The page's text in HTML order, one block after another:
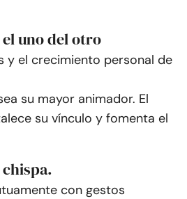
uno del otro
y el crecimiento personal de
su mayor animador. El
su vínculo y fomenta el
con gestos